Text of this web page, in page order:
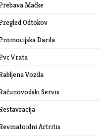
Mačke
Odtokov
Darila
Vrata
Vozila
Servis
Artritis